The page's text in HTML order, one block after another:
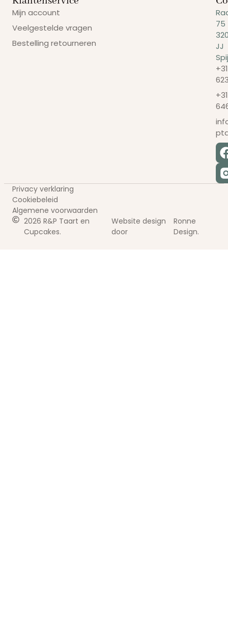
Mijn account
Veelgestelde vragen
Bestelling retourneren
75
JJ
2026 R&P Taart en
Cupcakes.
Website design
door
Ronne
Design.
Privacy verklaring
Cookiebeleid
Algemene voorwaarden